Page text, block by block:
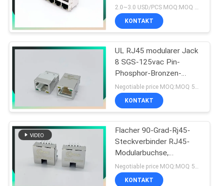
OHNE LED ab
2.0~3.0 USD/PCS MOQ:MOQ 500- 5 KPCS
KONTAKT
UL RJ45 modularer Jack
8 SGS-125vac Pin-
Phosphor-Bronzen-
Material
Negotiable price MOQ:MOQ 500- 5 KPCS
KONTAKT
Flacher 90-Grad-Rj45-
Steckverbinder RJ45-
Modularbuchse,
abgeschirmt
KONTAKT